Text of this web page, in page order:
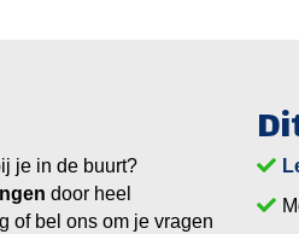
je in de buurt?
door heel
of bel ons om je vragen